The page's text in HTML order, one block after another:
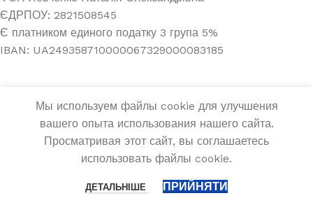
ЄДРПОУ: 2821508545
Є платником единого податку 3 група 5%
IBAN: UA249358710000067329000083185
Мы используем файлы cookie для улучшения
вашего опыта использования нашего сайта.
Просматривая этот сайт, вы соглашаетесь
использовать файлы cookie.
ДЕТАЛЬНІШЕ ПРИЙНЯТИ